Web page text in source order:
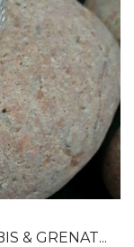
& GRENAT...